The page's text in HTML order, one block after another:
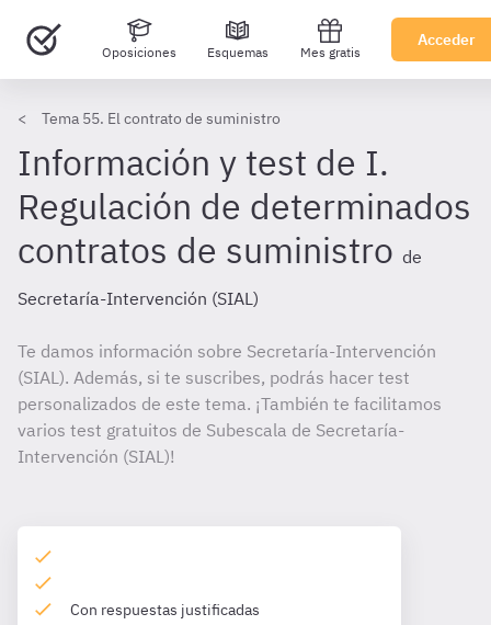
Oposiciones Esquemas Mes gratis
Acceder
Tema 55. El contrato de suministro
Información y test de I.
Regulación de determinados
contratos de suministro de
Secretaría-Intervención (SIAL)
Te damos información sobre Secretaría-Intervención
(SIAL). Además, si te suscribes, podrás hacer test
personalizados de este tema. ¡También te facilitamos
varios test gratuitos de Subescala de Secretaría-
Intervención (SIAL)!
Con respuestas justificadas